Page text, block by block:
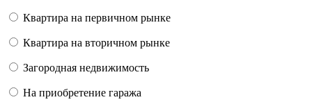
Квартира на первичном рынке
Квартира на вторичном рынке
Загородная недвижимость
На приобретение гаража